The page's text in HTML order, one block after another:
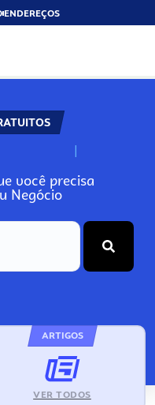
ENDEREÇOS
N
você precisa
Negócio
ARTIGOS
VER TODOS